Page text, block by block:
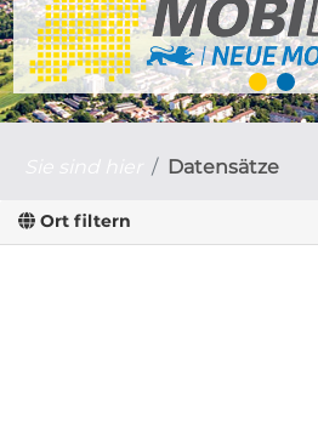
Datensätze
Ort filtern